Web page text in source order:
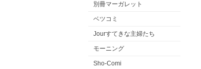
別冊マーガレット
ベツコミ
Jourすてきな主婦たち
モーニング
Sho-Comi